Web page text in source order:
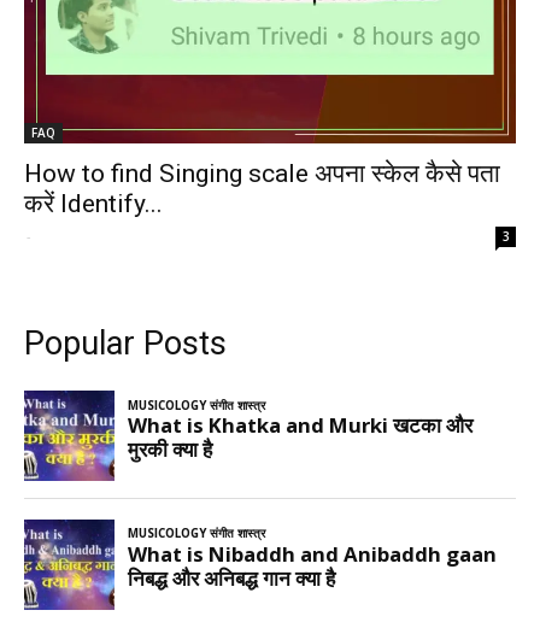
FAQ
How to find Singing scale अपना स्केल कैसे पता
करें Identify...
- 3
Popular Posts